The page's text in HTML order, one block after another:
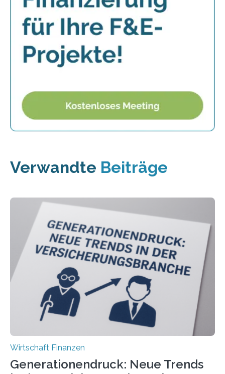
Verwandte Beiträge
Wirtschaft Finanzen
Generationendruck: Neue Trends